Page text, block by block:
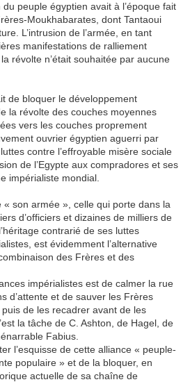
peuple égyptien avait à l’époque fait
Moukhabarates, dont Tantaoui
L’intrusion de l’armée, en tant
manifestations de ralliement
révolte n’était souhaitée par aucune
de bloquer le développement
la révolte des couches moyennes
vers les couches proprement
ouvrier égyptien aguerri par
contre l’effroyable misère sociale
de l’Egypte aux compradores et ses
impérialiste mondial.
« son armée », celle qui porte dans la
d’officiers et dizaines de milliers de
contrarié de ses luttes
est évidemment l’alternative
des Frères et des
impérialistes est de calmer la rue
d’attente et de sauver les Frères
de les recadrer avant de les
la tâche de C. Ashton, de Hagel, de
Fabius.
l’esquisse de cette alliance « peuple-
populaire » et de la bloquer, en
actuelle de sa chaîne de